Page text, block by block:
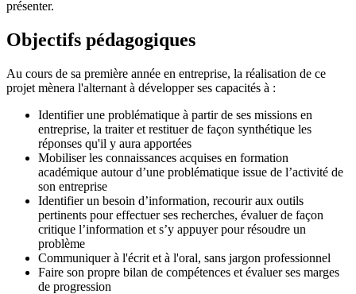
présenter.
Objectifs pédagogiques
Au cours de sa première année en entreprise, la réalisation de ce
projet mènera l'alternant à développer ses capacités à :
Identifier une problématique à partir de ses missions en
entreprise, la traiter et restituer de façon synthétique les
réponses qu'il y aura apportées
Mobiliser les connaissances acquises en formation
académique autour d’une problématique issue de l’activité de
son entreprise
Identifier un besoin d’information, recourir aux outils
pertinents pour effectuer ses recherches, évaluer de façon
critique l’information et s’y appuyer pour résoudre un
problème
Communiquer à l'écrit et à l'oral, sans jargon professionnel
Faire son propre bilan de compétences et évaluer ses marges
de progression